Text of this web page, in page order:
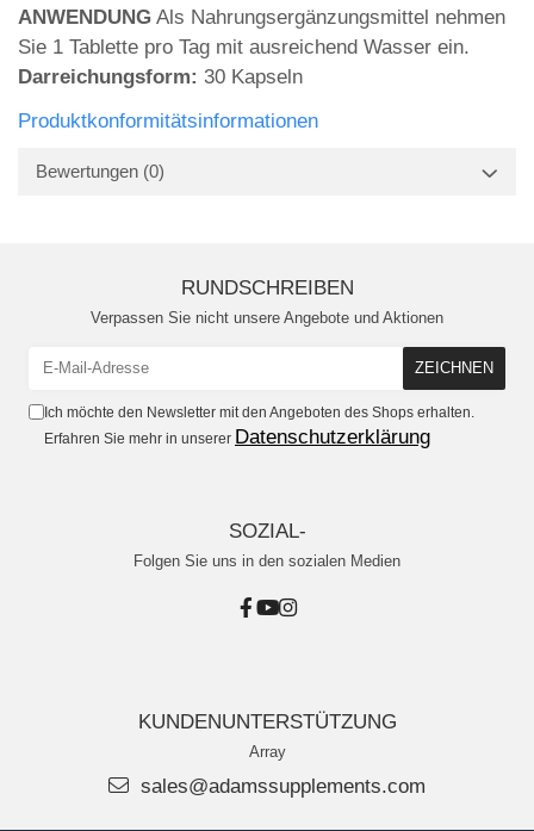
ANWENDUNG Als Nahrungsergänzungsmittel nehmen
Sie 1 Tablette pro Tag mit ausreichend Wasser ein.
Darreichungsform: 30 Kapseln
Produktkonformitätsinformationen
Bewertungen (0)
RUNDSCHREIBEN
Verpassen Sie nicht unsere Angebote und Aktionen
Ich möchte den Newsletter mit den Angeboten des Shops erhalten.
Erfahren Sie mehr in unserer Datenschutzerklärung
SOZIAL-
Folgen Sie uns in den sozialen Medien
KUNDENUNTERSTÜTZUNG
Array
sales@adamssupplements.com